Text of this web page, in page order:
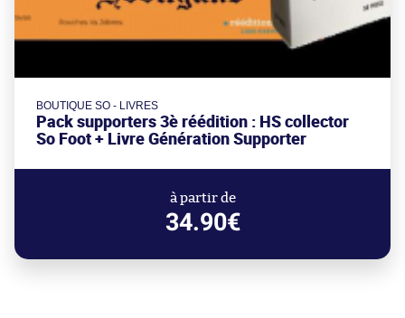
BOUTIQUE SO - LIVRES
Pack supporters 3è réédition : HS collector
So Foot + Livre Génération Supporter
à partir de
34.90€